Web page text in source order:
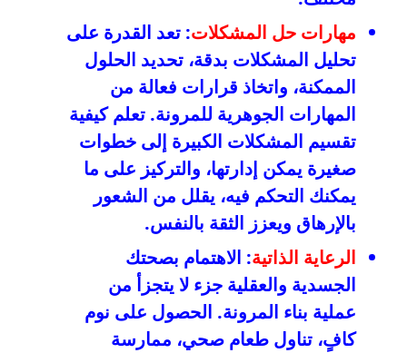
مهارات حل المشكلات: تعد القدرة على
تحليل المشكلات بدقة، تحديد الحلول
الممكنة، واتخاذ قرارات فعالة من
المهارات الجوهرية للمرونة. تعلم كيفية
تقسيم المشكلات الكبيرة إلى خطوات
صغيرة يمكن إدارتها، والتركيز على ما
يمكنك التحكم فيه، يقلل من الشعور
بالإرهاق ويعزز الثقة بالنفس.
الرعاية الذاتية: الاهتمام بصحتك
الجسدية والعقلية جزء لا يتجزأ من
عملية بناء المرونة. الحصول على نوم
كافٍ، تناول طعام صحي، ممارسة